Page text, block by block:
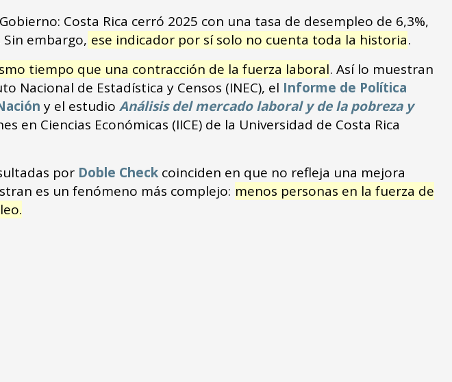
Costa Rica cerró 2025 con una tasa de desempleo de 6,3%,
embargo, ese indicador por sí solo no cuenta toda la historia.
tiempo que una contracción de la fuerza laboral. Así lo muestran
Nacional de Estadística y Censos (INEC), el Informe de Política
y el estudio Análisis del mercado laboral y de la pobreza y
en Ciencias Económicas (IICE) de la Universidad de Costa Rica
por Doble Check coinciden en que no refleja una mejora
es un fenómeno más complejo: menos personas en la fuerza de